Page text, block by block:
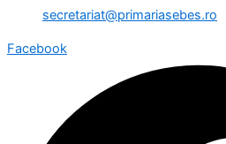
secretariat@primariasebes.ro
Facebook